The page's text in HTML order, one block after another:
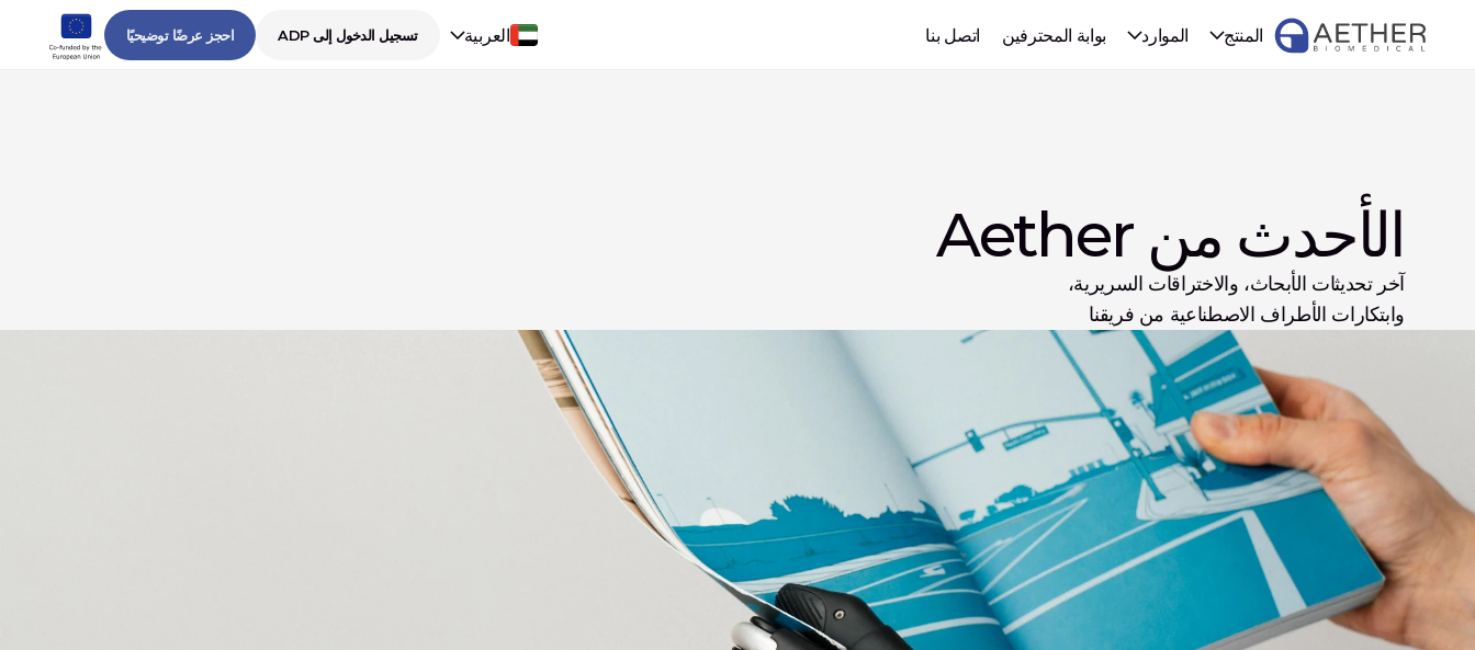
المنتج الموارد بوابة المحترفين اتصل بنا العربية تسجيل الدخول إلى ADP احجز عرضًا توضيحيًا
الأحدث من Aether
آخر تحديثات الأبحاث، والاختراقات السريرية،
وابتكارات الأطراف الاصطناعية من فريقنا